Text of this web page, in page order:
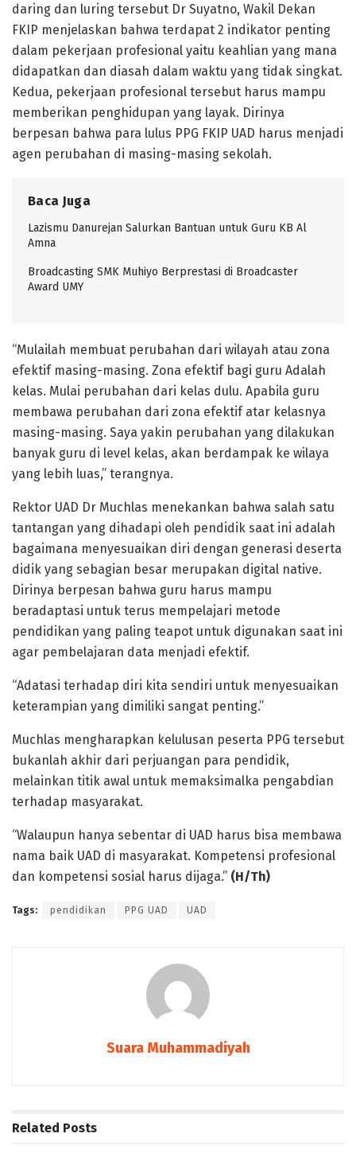
daring dan luring tersebut Dr Suyatno, Wakil Dekan
FKIP menjelaskan bahwa terdapat 2 indikator penting
dalam pekerjaan profesional yaitu keahlian yang mana
didapatkan dan diasah dalam waktu yang tidak singkat.
Kedua, pekerjaan profesional tersebut harus mampu
memberikan penghidupan yang layak. Dirinya
berpesan bahwa para lulus PPG FKIP UAD harus menjadi
agen perubahan di masing-masing sekolah.
Baca Juga
Lazismu Danurejan Salurkan Bantuan untuk Guru KB Al
Amna
Broadcasting SMK Muhiyo Berprestasi di Broadcaster
Award UMY
“Mulailah membuat perubahan dari wilayah atau zona
efektif masing-masing. Zona efektif bagi guru Adalah
kelas. Mulai perubahan dari kelas dulu. Apabila guru
membawa perubahan dari zona efektif atar kelasnya
masing-masing. Saya yakin perubahan yang dilakukan
banyak guru di level kelas, akan berdampak ke wilaya
yang lebih luas,” terangnya.
Rektor UAD Dr Muchlas menekankan bahwa salah satu
tantangan yang dihadapi oleh pendidik saat ini adalah
bagaimana menyesuaikan diri dengan generasi deserta
didik yang sebagian besar merupakan digital native.
Dirinya berpesan bahwa guru harus mampu
beradaptasi untuk terus mempelajari metode
pendidikan yang paling teapot untuk digunakan saat ini
agar pembelajaran data menjadi efektif.
“Adatasi terhadap diri kita sendiri untuk menyesuaikan
keterampian yang dimiliki sangat penting.”
Muchlas mengharapkan kelulusan peserta PPG tersebut
bukanlah akhir dari perjuangan para pendidik,
melainkan titik awal untuk memaksimalka pengabdian
terhadap masyarakat.
“Walaupun hanya sebentar di UAD harus bisa membawa
nama baik UAD di masyarakat. Kompetensi profesional
dan kompetensi sosial harus dijaga.” (H/Th)
Tags: pendidikan PPG UAD UAD
Suara Muhammadiyah
Related Posts